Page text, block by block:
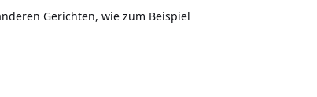
Gerichten, wie zum Beispiel